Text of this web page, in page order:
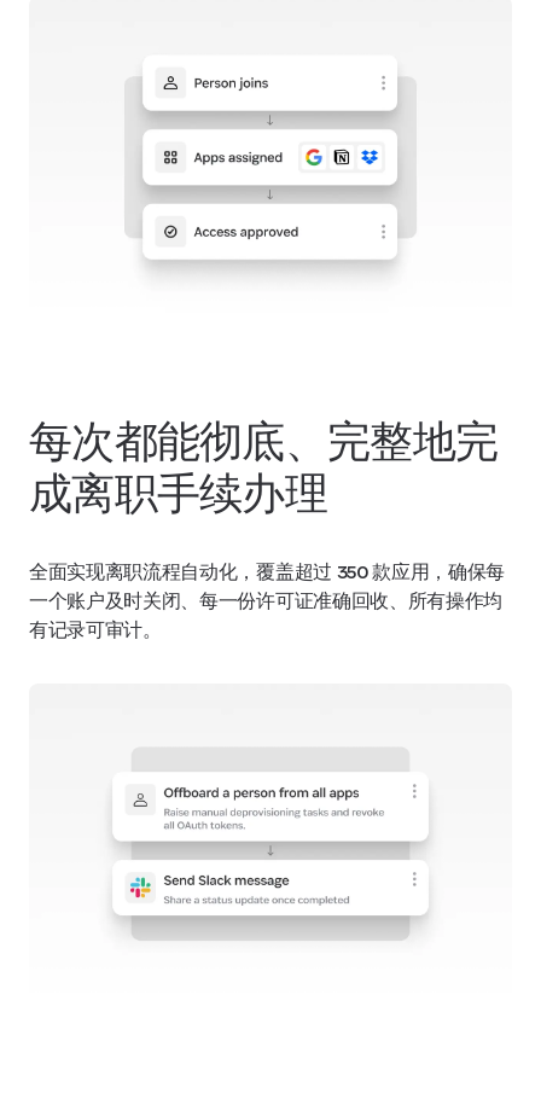
每次都能彻底、完整地完
成离职手续办理
全面实现离职流程自动化，覆盖超过 350 款应用，确保每
一个账户及时关闭、每一份许可证准确回收、所有操作均
有记录可审计。